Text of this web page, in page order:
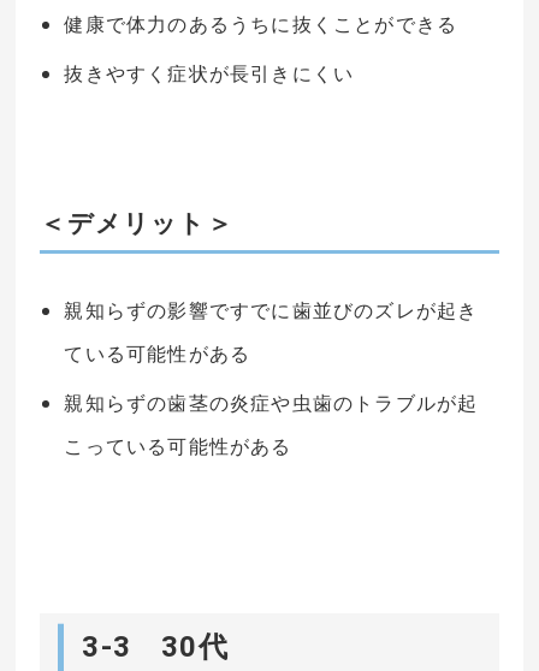
健康で体力のあるうちに抜くことができる
抜きやすく症状が長引きにくい
＜デメリット＞
親知らずの影響ですでに歯並びのズレが起き
ている可能性がある
親知らずの歯茎の炎症や虫歯のトラブルが起
こっている可能性がある
3-3 30代